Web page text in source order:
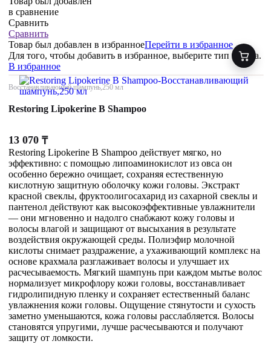
в сравнение
Сравнить
Сравнить
Товар был добавлен в избранноеПерейти в избранное
Для того, чтобы добавить в избранное, выберите тип товара.
В избранное
Восстанавливающий шампунь,250 мл
Restoring Lipokerine B Shampoo
13 070 ₸
Restoring Lipokerine B Shampoo действует мягко, но
эффективно: с помощью липоаминокислот из овса он
особенно бережно очищает, сохраняя естественную
кислотную защитную оболочку кожи головы. Экстракт
красной свеклы, фруктоолигосахарид из сахарной свеклы и
пантенол действуют как высокоэффективные увлажнители
— они мгновенно и надолго снабжают кожу головы и
волосы влагой и защищают от высыхания в результате
воздействия окружающей среды. Полиэфир молочной
кислоты снимает раздражение, а ухаживающий комплекс на
основе крахмала разглаживает волосы и улучшает их
расчесываемость. Мягкий шампунь при каждом мытье волос
нормализует микрофлору кожи головы, восстанавливает
гидролипидную пленку и сохраняет естественный баланс
увлажнения кожи головы. Ощущение стянутости и сухость
заметно уменьшаются, кожа головы расслабляется. Волосы
становятся упругими, лучше расчесываются и получают
защиту от ломкости.